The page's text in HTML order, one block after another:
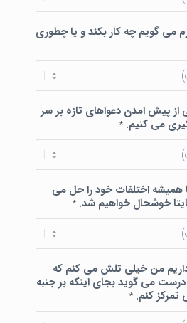
می گویم چه کار بکند و یا چطوری
پیش امدن دعواهای تازه بر سر
می کنیم. *
همیشه اختلفات خود را حل می
خوشحال خواهیم شد. *
داریم من خیلی تلش می کنم که
می گوید بجای اینکه بر جنبه
کنم. *